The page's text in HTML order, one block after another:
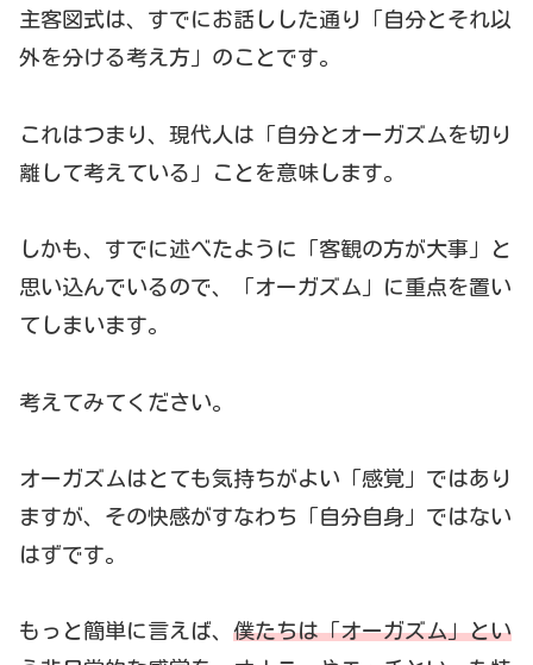
主客図式は、すでにお話しした通り「自分とそれ以
外を分ける考え方」のことです。
これはつまり、現代人は「自分とオーガズムを切り
離して考えている」ことを意味します。
しかも、すでに述べたように「客観の方が大事」と
思い込んでいるので、「オーガズム」に重点を置い
てしまいます。
考えてみてください。
オーガズムはとても気持ちがよい「感覚」ではあり
ますが、その快感がすなわち「自分自身」ではない
はずです。
もっと簡単に言えば、 僕たちは「オーガズム」とい